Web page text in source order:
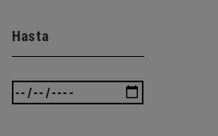
Hasta